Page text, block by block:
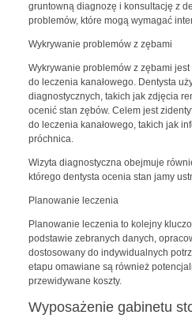
gruntowną diagnozę i konsultację z
problemów, które mogą wymagać
Wykrywanie problemów z zębami
Wykrywanie problemów z zębami
do leczenia kanałowego. Dentysta
diagnostycznych, takich jak zdjęcia
ocenić stan zębów. Celem jest
do leczenia kanałowego, takich jak
próchnica.
Wizyta diagnostyczna obejmuje
którego dentysta ocenia stan jamy
Planowanie leczenia
Planowanie leczenia to kolejny
podstawie zebranych danych,
dostosowany do indywidualnych
etapu omawiane są również
przewidywane koszty.
Wyposażenie gabinetu